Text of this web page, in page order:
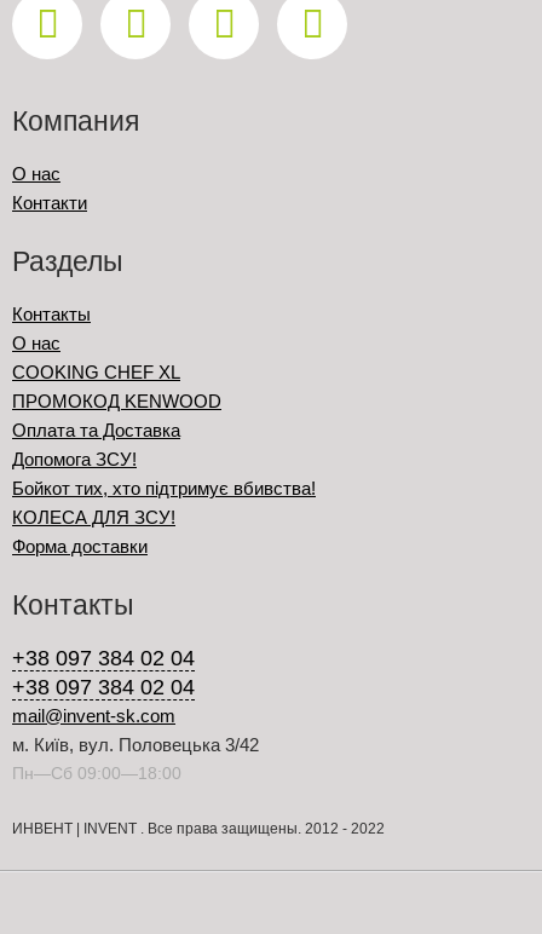
Компания
О нас
Контакти
Разделы
Контакты
О нас
COOKING CHEF XL
ПРОМОКОД KENWOOD
Оплата та Доставка
Допомога ЗСУ!
Бойкот тих, хто підтримує вбивства!
КОЛЕСА ДЛЯ ЗСУ!
Форма доставки
Контакты
+38 097 384 02 04
+38 097 384 02 04
mail@invent-sk.com
м. Київ, вул. Половецька 3/42
Пн—Сб 09:00—18:00
ИНВЕНТ | INVENT . Все права защищены. 2012 - 2022